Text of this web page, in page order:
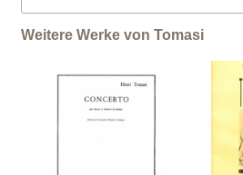
Weitere Werke von Tomasi